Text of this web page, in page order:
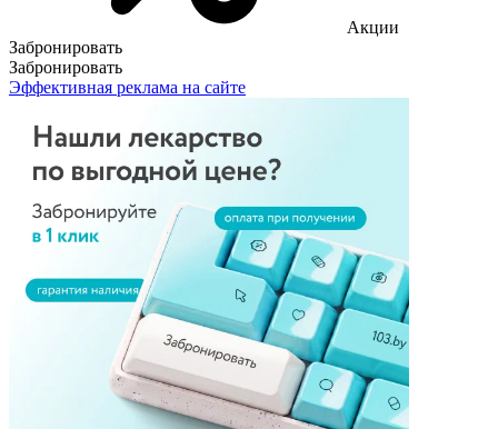
Акции
Забронировать
Забронировать
Эффективная реклама на сайте